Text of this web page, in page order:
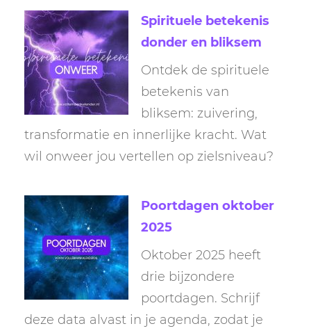
Spirituele betekenis
donder en bliksem
Ontdek de spirituele
betekenis van
bliksem: zuivering,
transformatie en innerlijke kracht. Wat
wil onweer jou vertellen op zielsniveau?
Poortdagen oktober
2025
Oktober 2025 heeft
drie bijzondere
poortdagen. Schrijf
deze data alvast in je agenda, zodat je